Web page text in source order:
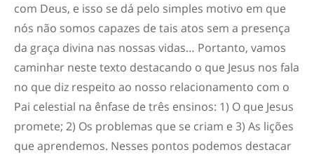
com Deus, e isso se dá pelo simples motivo em que
nós não somos capazes de tais atos sem a presença
da graça divina nas nossas vidas… Portanto, vamos
caminhar neste texto destacando o que Jesus nos fala
no que diz respeito ao nosso relacionamento com o
Pai celestial na ênfase de três ensinos: 1) O que Jesus
promete; 2) Os problemas que se criam e 3) As lições
que aprendemos. Nesses pontos podemos destacar